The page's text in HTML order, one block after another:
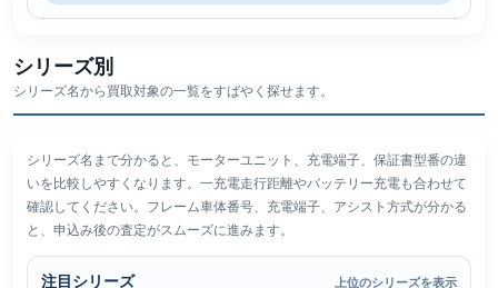
シリーズ別
シリーズ名から買取対象の一覧をすばやく探せます。
シリーズ名まで分かると、モーターユニット、充電端子、保証書型番の違
いを比較しやすくなります。一充電走行距離やバッテリー充電も合わせて
確認してください。フレーム車体番号、充電端子、アシスト方式が分かる
と、申込み後の査定がスムーズに進みます。
注目シリーズ 上位のシリーズを表示